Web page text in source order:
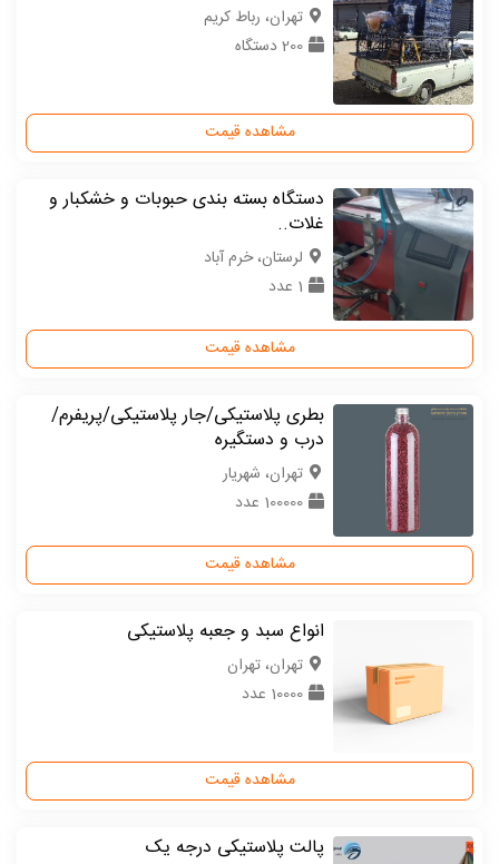
تهران، رباط کریم
200 دستگاه
مشاهده قیمت
دستگاه بسته بندی حبوبات و خشکبار و
غلات..
لرستان، خرم آباد
1 عدد
مشاهده قیمت
بطری پلاستیکی/جار پلاستیکی/پریفرم/
درب و دستگیره
تهران، شهریار
100000 عدد
مشاهده قیمت
انواع سبد و جعبه پلاستیکی
تهران، تهران
10000 عدد
مشاهده قیمت
پالت پلاستیکی درجه یک